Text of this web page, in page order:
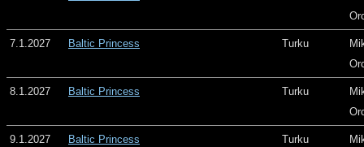
7.1.2027 Baltic Princess Turku
8.1.2027 Baltic Princess Turku
9.1.2027 Baltic Princess Turku